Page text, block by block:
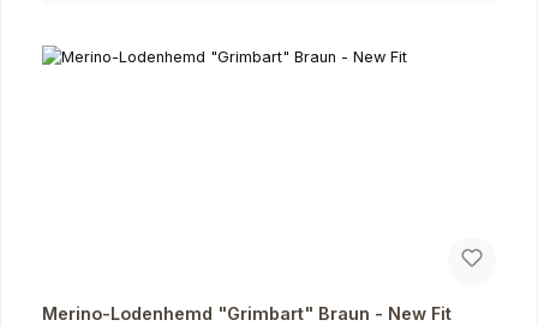
Merino-Lodenhemd "Grimbart" Braun - New Fit